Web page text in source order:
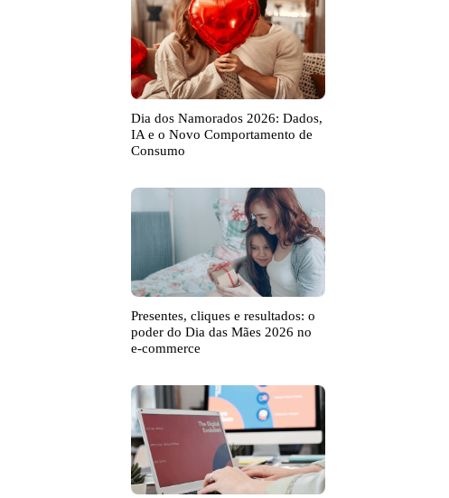
Dia dos Namorados 2026: Dados,
IA e o Novo Comportamento de
Consumo
Presentes, cliques e resultados: o
poder do Dia das Mães 2026 no
e-commerce